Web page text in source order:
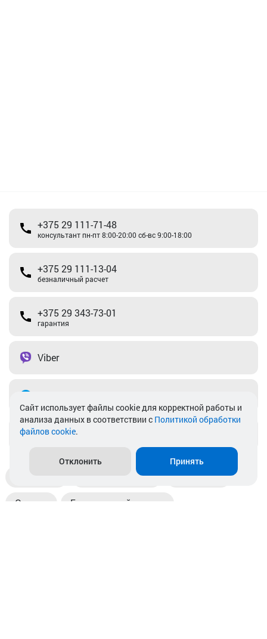
+375 29 111-71-48
консультант пн-пт 8:00-20:00 сб-вс 9:00-18:00
+375 29 111-13-04
безналичный расчет
+375 29 343-73-01
гарантия
Viber
info@akkamulik.by
Пункты выдачи Магазины
Оплата Безналичный расчет
Cайт использует файлы cookie для корректной работы и
анализа данных в соответствии с Политикой обработки
файлов cookie.
Отклонить Принять